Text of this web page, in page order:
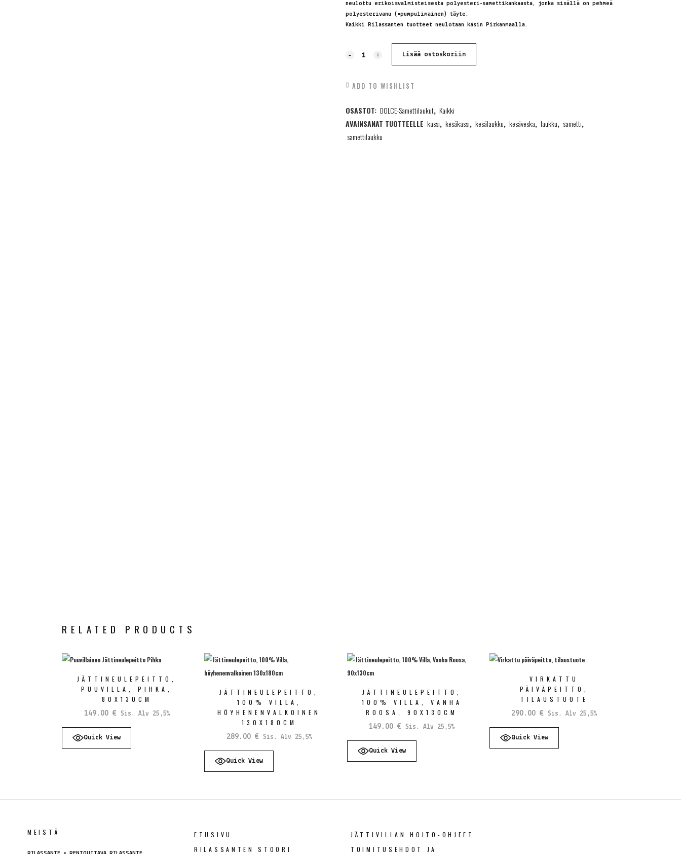
neulottu erikoisvalmisteisesta polyesteri-samettikankaasta, jonka sisällä on pehmeä
polyesterivanu (=pumpulimainen) täyte.
Kaikki Rilassanten tuotteet neulotaan käsin Pirkanmaalla.
Samettilaukku,
XS,
sisävuorella,
quantity
Lisää ostoskoriin
ADD TO WISHLIST
OSASTOT: DOLCE-Samettilaukut, Kaikki
AVAINSANAT TUOTTEELLE kassi, kesäkassi, kesälaukku, kesäveska, laukku, sametti,
samettilaukku
RELATED PRODUCTS
JÄTTINEULEPEITTO,
PUUVILLA, PIHKA,
80X130CM
149.00 € Sis. Alv 25,5%
Quick View
JÄTTINEULEPEITTO,
100% VILLA,
HÖYHENENVALKOINEN
130X180CM
289.00 € Sis. Alv 25,5%
Quick View
JÄTTINEULEPEITTO,
100% VILLA, VANHA
ROOSA, 90X130CM
149.00€ Sis. Alv 25,5%
Quick View
VIRKATTU
PÄIVÄPEITTO,
TILAUSTUOTE
290.00€ Sis. Alv 25,5%
Quick View
MEISTÄ
ETUSIVU
RILASSANTEN STOORI
JÄTTIVILLAN HOITO-OHJEET
TOIMITUSEHDOT JA